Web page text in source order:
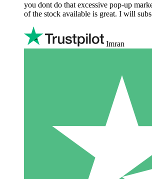
you dont do that excessive pop-up
of the stock available is great. I will
Imran